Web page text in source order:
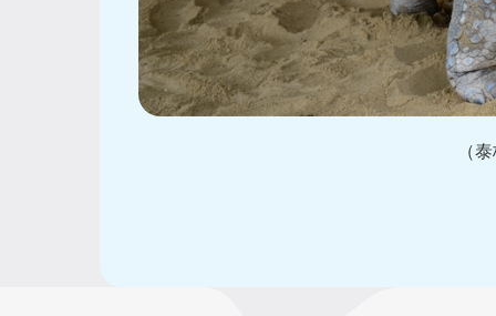
（泰格与饲养